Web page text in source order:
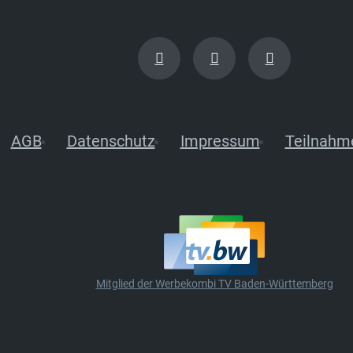
AGB Datenschutz Impressum
Mitglied der Werbekombi TV Baden-Württemberg